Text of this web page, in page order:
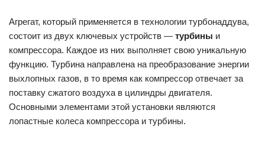
Агрегат, который применяется в технологии турбонаддува,
состоит из двух ключевых устройств — турбины и
компрессора. Каждое из них выполняет свою уникальную
функцию. Турбина направлена на преобразование энергии
выхлопных газов, в то время как компрессор отвечает за
поставку сжатого воздуха в цилиндры двигателя.
Основными элементами этой установки являются
лопастные колеса компрессора и турбины.